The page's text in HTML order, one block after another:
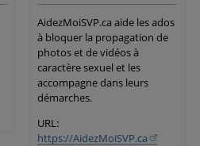
AidezMoiSVP.ca aide les ados
à bloquer la propagation de
photos et de vidéos à
caractère sexuel et les
accompagne dans leurs
démarches.
URL:
https://AidezMoiSVP.ca